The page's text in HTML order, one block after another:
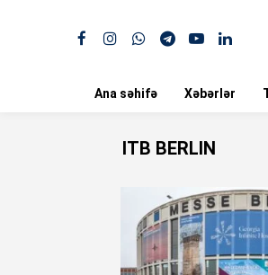
Ana səhifə Xəbərlər
ITB BERLIN